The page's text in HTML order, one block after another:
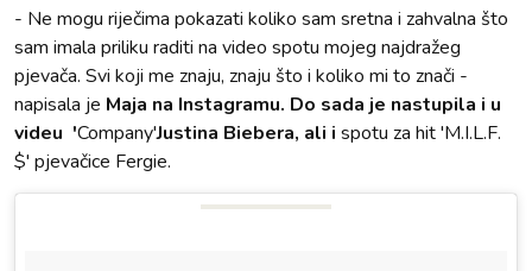
- Ne mogu riječima pokazati koliko sam sretna i zahvalna što
sam imala priliku raditi na video spotu mojeg najdražeg
pjevača. Svi koji me znaju, znaju što i koliko mi to znači -
napisala je Maja na Instagramu. Do sada je nastupila i u
videu 'Company'Justina Biebera, ali i spotu za hit 'M.I.L.F.
$' pjevačice Fergie.